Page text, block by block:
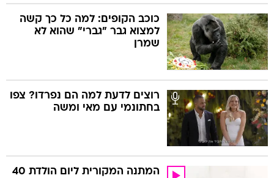
כוכב הקופים: למה כל כך קשה
למצוא גבר "גברי" שהוא לא
שמרן
רוצים לדעת למה הם נפרדו? צפו
בחתונמי עם מאי ומשה
המתנה המקורית ליום הולדת 40